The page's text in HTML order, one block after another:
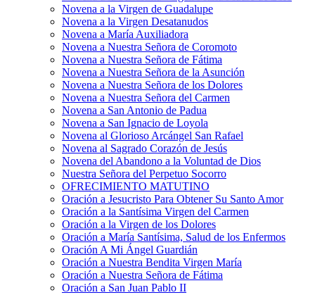
Novena a la Virgen de Guadalupe
Novena a la Virgen Desatanudos
Novena a María Auxiliadora
Novena a Nuestra Señora de Coromoto
Novena a Nuestra Señora de Fátima
Novena a Nuestra Señora de la Asunción
Novena a Nuestra Señora de los Dolores
Novena a Nuestra Señora del Carmen
Novena a San Antonio de Padua
Novena a San Ignacio de Loyola
Novena al Glorioso Arcángel San Rafael
Novena al Sagrado Corazón de Jesús
Novena del Abandono a la Voluntad de Dios
Nuestra Señora del Perpetuo Socorro
OFRECIMIENTO MATUTINO
Oración a Jesucristo Para Obtener Su Santo Amor
Oración a la Santísima Virgen del Carmen
Oración a la Virgen de los Dolores
Oración a María Santísima, Salud de los Enfermos
Oración A Mi Ángel Guardián
Oración a Nuestra Bendita Virgen María
Oración a Nuestra Señora de Fátima
Oración a San Juan Pablo II